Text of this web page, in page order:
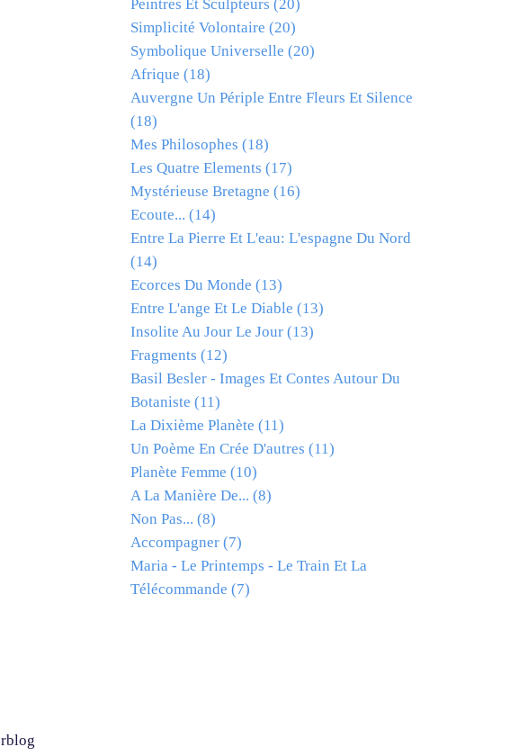
Peintres Et Sculpteurs (20)
Simplicité Volontaire (20)
Symbolique Universelle (20)
Afrique (18)
Auvergne Un Périple Entre Fleurs Et Silence
(18)
Mes Philosophes (18)
Les Quatre Elements (17)
Mystérieuse Bretagne (16)
Ecoute... (14)
Entre La Pierre Et L'eau: L'espagne Du Nord
(14)
Ecorces Du Monde (13)
Entre L'ange Et Le Diable (13)
Insolite Au Jour Le Jour (13)
Fragments (12)
Basil Besler - Images Et Contes Autour Du
Botaniste (11)
La Dixième Planète (11)
Un Poème En Crée D'autres (11)
Planète Femme (10)
A La Manière De... (8)
Non Pas... (8)
Accompagner (7)
Maria - Le Printemps - Le Train Et La
Télécommande (7)